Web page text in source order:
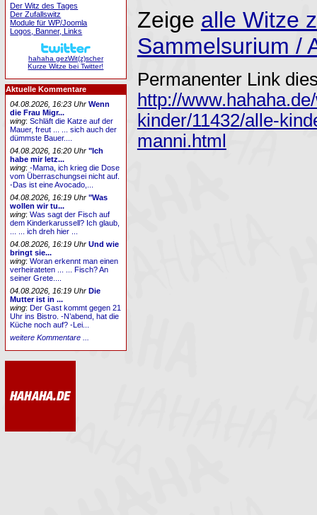
Zeige alle Witze
Sammelsurium /
Permanenter Link
http://
kinder/11432/alle-
manni.html
Der Witz des Tages
Der Zufallswitz
Module für WP/Joomla
Logos, Banner, Links
hahaha gezWit(z)scher
Kurze Witze bei Twitter!
Aktuelle Kommentare
04.08.2026, 16:23 Uhr Wenn
die Frau Migr...
wing:Schläft die Katze auf der
Mauer, freut ... ... sich auch der
dümmste Bauer....
04.08.2026, 16:20 Uhr "Ich
habe mir letz...
wing:-Mama, ich krieg die Dose
vom Überraschungsei nicht auf.
-Das ist eine Avocado,...
04.08.2026, 16:19 Uhr "Was
wollen wir tu...
wing:Was sagt der Fisch auf
dem Kinderkarussell? Ich glaub,
... ... ich dreh hier ...
04.08.2026, 16:19 Uhr Und wie
bringt sie...
wing:Woran erkennt man einen
verheirateten ... ... Fisch? An
seiner Grete....
04.08.2026, 16:19 Uhr Die
Mutter ist in ...
wing:Der Gast kommt gegen 21
Uhr ins Bistro. -N’abend, hat die
Küche noch auf? -Lei...
weitere Kommentare ...